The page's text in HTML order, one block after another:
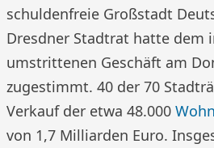
schuldenfreie Großstadt
Dresdner Stadtrat hatte dem
umstrittenen Geschäft am
zugestimmt. 40 der 70
Verkauf der etwa 48.000
von 1,7 Milliarden Euro.